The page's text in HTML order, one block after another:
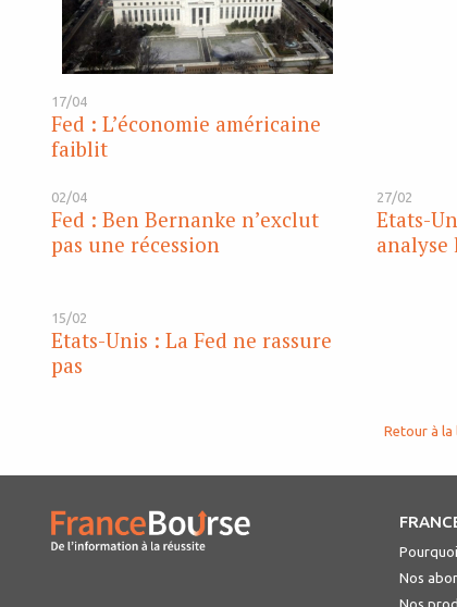
17/04
Fed : L’économie américaine
faiblit
02/04
Fed : Ben Bernanke n’exclut
pas une récession
27/02
Etats-
15/02
Etats-Unis : La Fed ne rassure
pas
Retour à
Nos